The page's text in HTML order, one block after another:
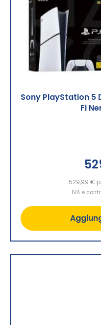
Sony PlayStation 5
Fi
529,99 €
IVA e